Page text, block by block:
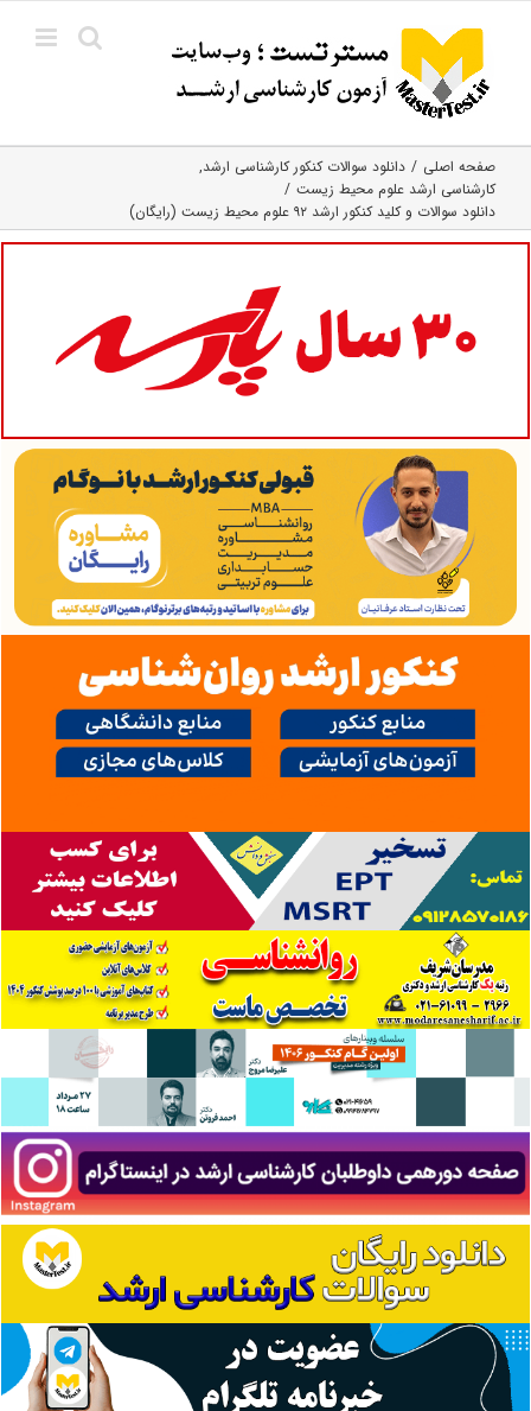
content
صفحه اصلی
دانلود سوالات کنکور کارشناسی ارشد
کارشناسی ارشد علوم محیط‌ زیست
دانلود سوالات و کلید کنکور ارشد ۹۲ علوم محیط زیست (رایگان)